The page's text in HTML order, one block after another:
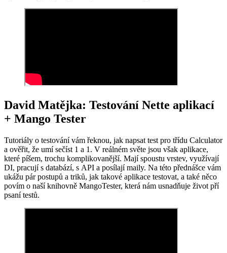
David Matějka: Testování Nette aplikací
+ Mango Tester
Tutoriály o testování vám řeknou, jak napsat test pro třídu Calculator
a ověřit, že umí sečíst 1 a 1. V reálném světe jsou však aplikace,
které píšem, trochu komplikovanější. Mají spoustu vrstev, využívají
DI, pracují s databází, s API a posílají maily. Na této přednášce vám
ukážu pár postupů a triků, jak takové aplikace testovat, a také něco
povím o naší knihovně MangoTester, která nám usnadňuje život pří
psaní testů.